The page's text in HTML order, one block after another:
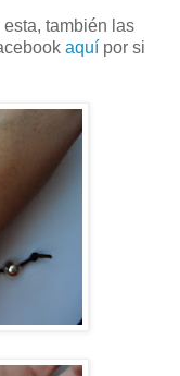
también las
aquí por si